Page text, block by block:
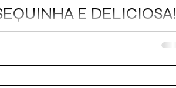
E DELICIOSA!